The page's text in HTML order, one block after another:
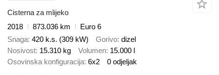
Cisterna za mlijeko
2018
873.036 km
Euro 6
Snaga 420 k.s. (309 kW) Gorivo dizel
Nosivost 15.310 kg Volumen 15.000 l
Osovinska konfiguracija 6x2 0 odjeljak